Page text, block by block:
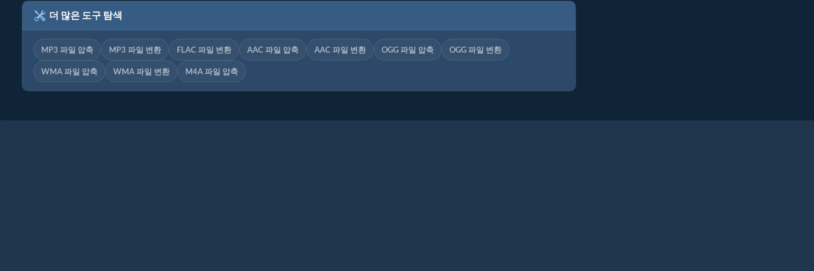
더 많은 도구 탐색
MP3 파일 압축 MP3 파일 변환 FLAC 파일 변환 AAC 파일 압축 AAC 파일 변환 OGG 파일 압축 OGG 파일 변환
WMA 파일 압축 WMA 파일 변환 M4A 파일 압축